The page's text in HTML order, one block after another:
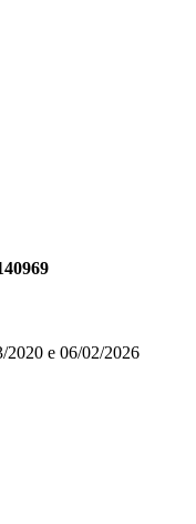
e 06/02/2026